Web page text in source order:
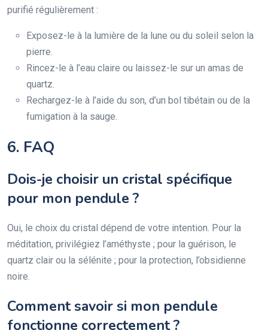
purifié régulièrement :
Exposez-le à la lumière de la lune ou du soleil selon la
pierre.
Rincez-le à l’eau claire ou laissez-le sur un amas de
quartz.
Rechargez-le à l’aide du son, d’un bol tibétain ou de la
fumigation à la sauge.
6. FAQ
Dois-je choisir un cristal spécifique
pour mon pendule ?
Oui, le choix du cristal dépend de votre intention. Pour la
méditation, privilégiez l’améthyste ; pour la guérison, le
quartz clair ou la sélénite ; pour la protection, l’obsidienne
noire.
Comment savoir si mon pendule
fonctionne correctement ?